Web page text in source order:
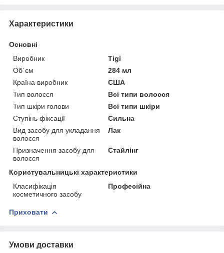
Характеристики
Основні
Виробник
Tigi
Об`єм
284 мл
Країна виробник
США
Тип волосся
Всі типи волосся
Тип шкіри голови
Всі типи шкіри
Ступінь фіксації
Сильна
Вид засобу для укладання
волосся
Лак
Призначення засобу для
волосся
Стайлінг
Користувальницькі характеристики
Класифікація
косметичного засобу
Професійна
Приховати
Умови доставки